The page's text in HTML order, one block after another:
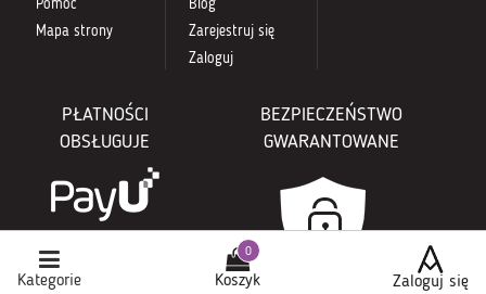
Kategorie Koszyk Zaloguj się
Pomoc
Mapa strony
Blog
Zarejestruj się
Zaloguj
PŁATNOŚCI
OBSŁUGUJE
BEZPIECZEŃSTWO
GWARANTOWANE